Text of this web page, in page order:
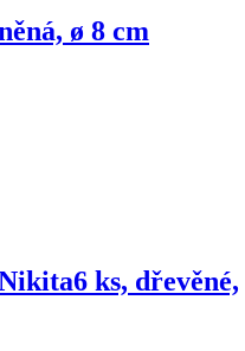
ø 8 cm
6 ks, dřevěné,